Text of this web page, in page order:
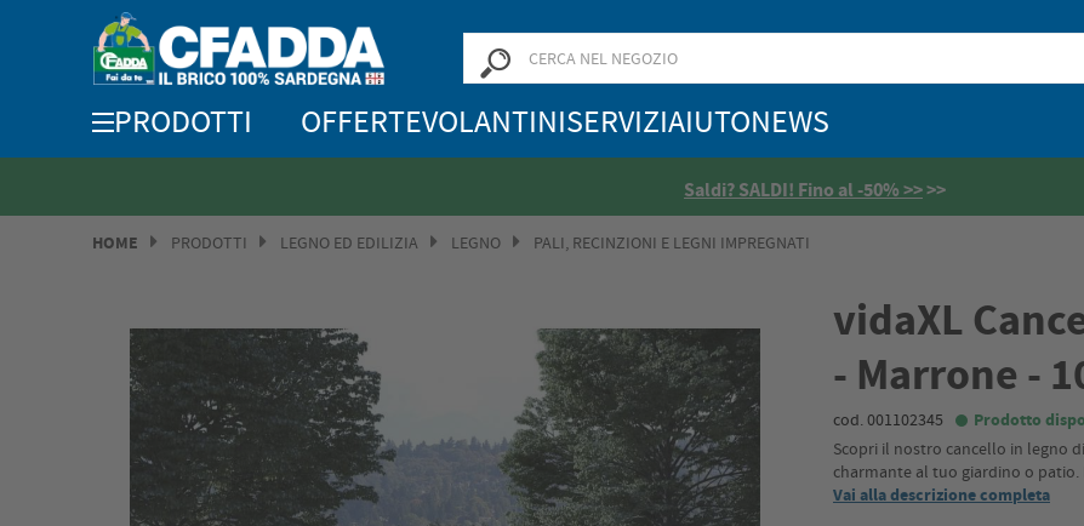
PRODOTTI OFFERTEVOLANTINISERVIZIAIUTONEWS
Saldi? SALDI! Fino al -50% >>>>
HOME PRODOTTI LEGNO ED EDILIZIA LEGNO PALI, RECINZIONI E LEGNI IMPREGNATI
vidaXL
- Marrone -
cod. 001102345 Prodotto
Scopri il nostro cancello in legno
charmante al tuo giardino o patio.
Vai alla descrizione completa